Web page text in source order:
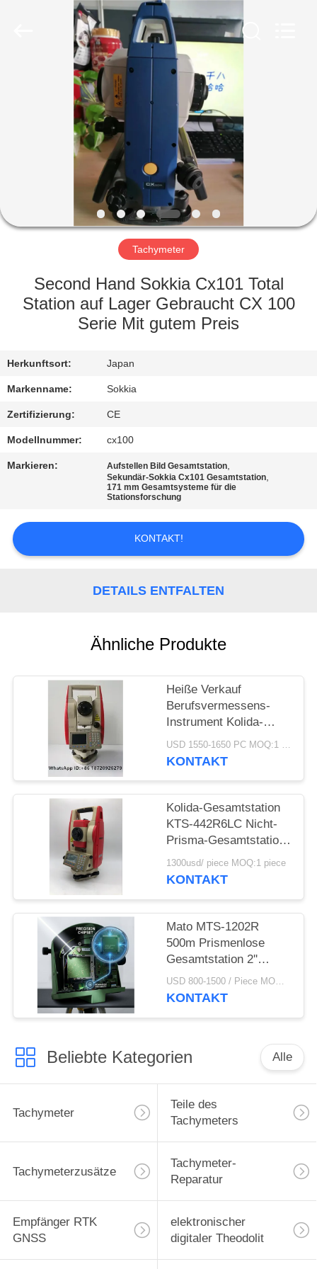
PRODUKTE
FABRIK-
QUALITÄTSKONTROLLE
SIE
MIT
UNS
IN
VERBINDUNG
SIE EIN
ZITAT
Tachymeter
Second Hand Sokkia Cx101 Total
Station auf Lager Gebraucht CX 100
Serie Mit gutem Preis
Herkunftsort: Japan
Markenname: Sokkia
Zertifizierung: CE
Modellnummer: cx100
Markieren: Aufstellen Bild Gesamtstation,
Sekundär-Sokkia Cx101 Gesamtstation,
171 mm Gesamtsysteme für die
Stationsforschung
KONTAKT!
DETAILS ENTFALTEN
Ähnliche Produkte
Heiße Verkauf
Berufsvermessens-
Instrument Kolida-
Marken-billiger
Tachymeter
USD 1550-1650 PC MOQ:1 pc
KONTAKT
Kolida-Gesamtstation
KTS-442R6LC Nicht-
Prisma-Gesamtstation
600M
1300usd/ piece MOQ:1 piece
KONTAKT
Mato MTS-1202R
500m Prismenlose
Gesamtstation 2''
Genauigkeit
Doppelachs LCD-
USD 800-1500 / Piece MOQ:1 Stück
KONTAKT
Beliebte Kategorien Alle
Tachymeter
Teile des
Tachymeters
Tachymeterzusätze
Tachymeter-
Reparatur
Empfänger RTK
GNSS
elektronischer
digitaler Theodolit